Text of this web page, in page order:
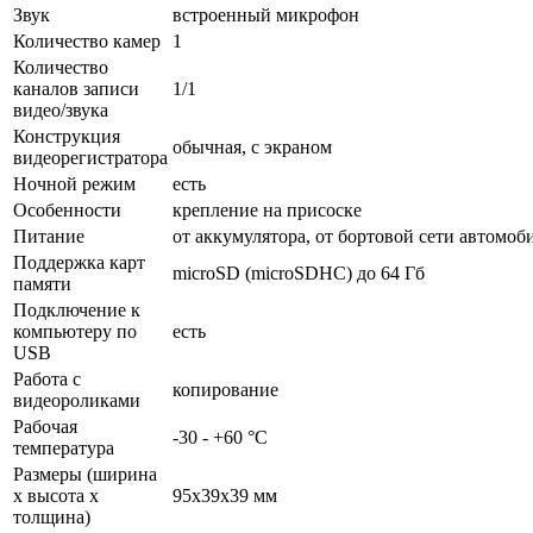
Звук
встроенный микрофон
Количество камер
1
Количество
каналов записи
видео/звука
1/1
Конструкция
видеорегистратора
обычная, с экраном
Ночной режим
есть
Особенности
крепление на присоске
Питание
от аккумулятора, от бортовой сети
Поддержка карт
памяти
microSD (microSDHC) до 64 Гб
Подключение к
компьютеру по
USB
есть
Работа с
видеороликами
копирование
Рабочая
температура
-30 - +60 °C
Размеры (ширина
x высота x
толщина)
95x39x39 мм